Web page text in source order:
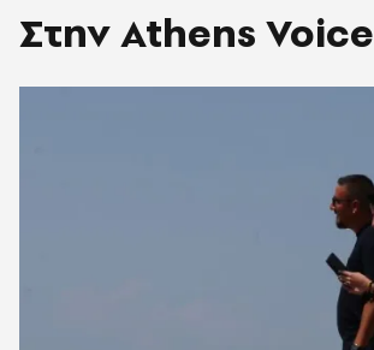
Στην Athens Voice